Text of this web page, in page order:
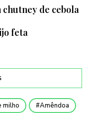
de cebola
feta
milho Amêndoa